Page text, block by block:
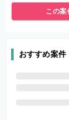
この案
おすすめ案件